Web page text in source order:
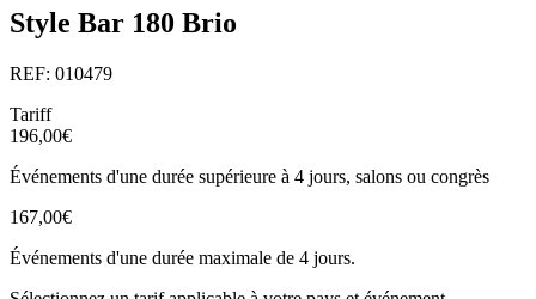
Style Bar 180 Brio
REF: 010479
Tariff
196,00€
Événements d'une durée supérieure à 4 jours, salons ou congrès
167,00€
Événements d'une durée maximale de 4 jours.